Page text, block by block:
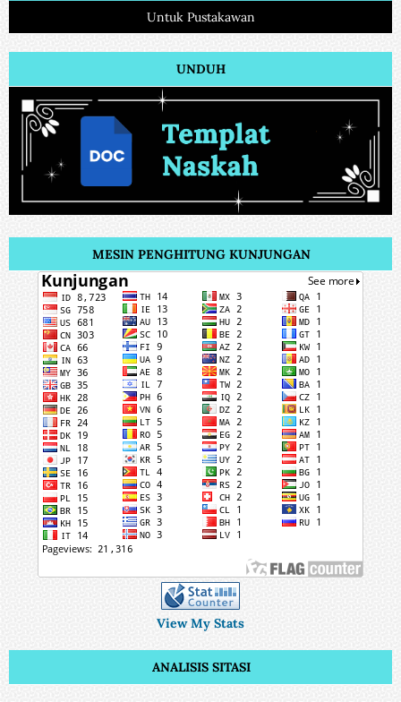
Untuk Pustakawan
UNDUH
MESIN PENGHITUNG KUNJUNGAN
View My Stats
ANALISIS SITASI